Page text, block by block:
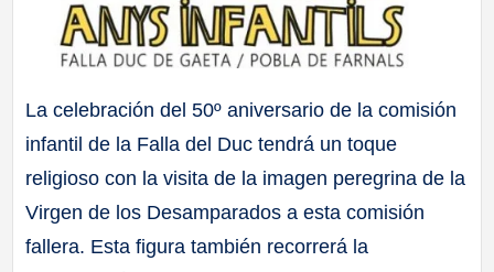
La celebración del 50º aniversario de la comisión
infantil de la Falla del Duc tendrá un toque
religioso con la visita de la imagen peregrina de la
Virgen de los Desamparados a esta comisión
fallera. Esta figura también recorrerá la